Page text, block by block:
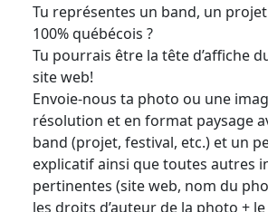
Tu représentes un band, un
100% québécois ?
Tu pourrais être la tête d’affiche
site web!
Envoie-nous ta photo ou une
résolution et en format paysage
band (projet, festival, etc.) et un
explicatif ainsi que toutes autres
pertinentes (site web, nom du
les droits d’auteur de la photo +